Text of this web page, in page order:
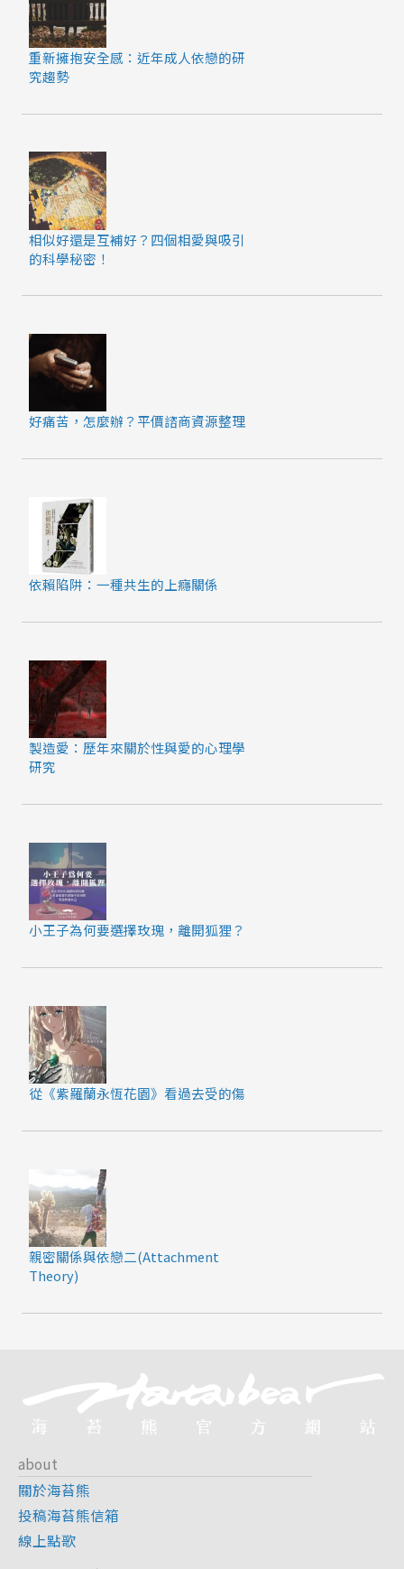
重新擁抱安全感：近年成人依戀的研
究趨勢
相似好還是互補好？四個相愛與吸引
的科學秘密！
好痛苦，怎麼辦？平價諮商資源整理
依賴陷阱：一種共生的上癮關係
製造愛：歷年來關於性與愛的心理學
研究
小王子為何要選擇玫瑰，離開狐狸？
從《紫羅蘭永恆花園》看過去受的傷
親密關係與依戀二(Attachment
Theory)
about
關於海苔熊
投稿海苔熊信箱
線上點歌